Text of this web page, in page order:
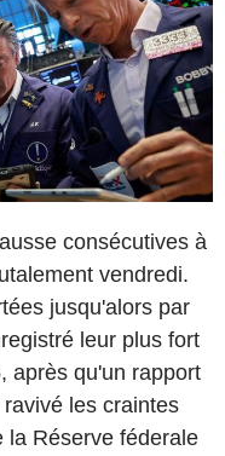
consécutives à
vendredi.
jusqu'alors par
leur plus fort
après qu'un rapport
les craintes
la Réserve féderale